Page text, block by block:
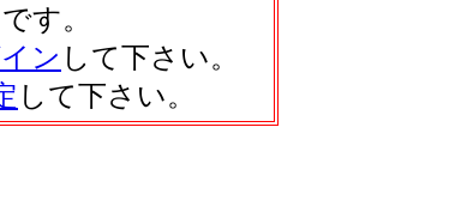
す。
ン して下さい。
して下さい。